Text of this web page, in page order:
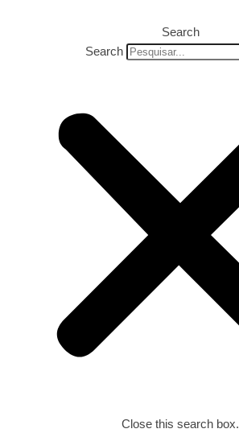
Search
Search
Close this search box.